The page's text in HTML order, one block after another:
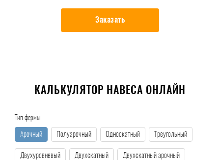
Заказать
КАЛЬКУЛЯТОР НАВЕСА ОНЛАЙН
Тип фермы
Арочный Полуарочный Односкатный Треугольный
Двухуровневый Двухскатный Двухскатный арочный